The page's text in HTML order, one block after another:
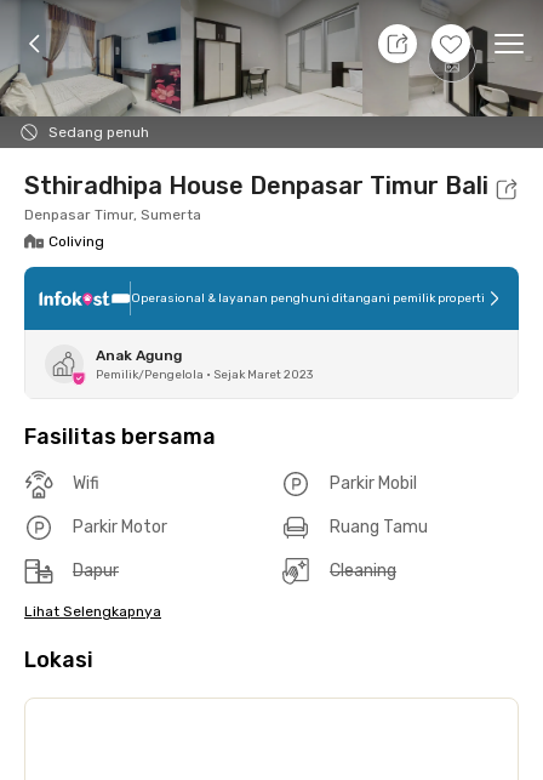
+1
Sedang penuh
7 Agt 26 - Belum tahu
Foto Fasilitas bersama Lokasi Kamar
Sthiradhipa House Denpasar Timur Bali
Denpasar Timur, Sumerta
Coliving
Operasional & layanan penghuni ditangani pemilik properti
Anak Agung
Pemilik/Pengelola • Sejak Maret 2023
Fasilitas bersama
Wifi Parkir Mobil
Parkir Motor Ruang Tamu
Dapur Cleaning
Lihat Selengkapnya
Lokasi